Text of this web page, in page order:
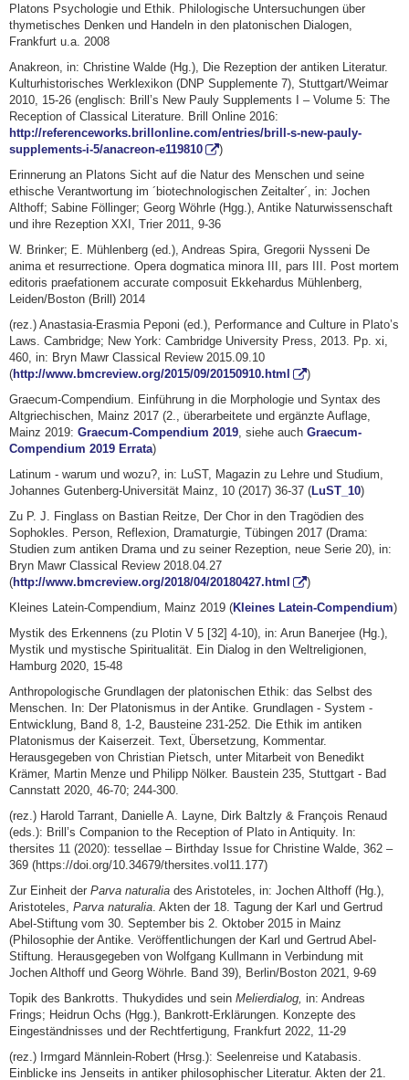
Platons Psychologie und Ethik. Philologische Untersuchungen über
thymetisches Denken und Handeln in den platonischen Dialogen,
Frankfurt u.a. 2008
Anakreon, in: Christine Walde (Hg.), Die Rezeption der antiken Literatur.
Kulturhistorisches Werklexikon (DNP Supplemente 7), Stuttgart/Weimar
2010, 15-26 (englisch: Brill’s New Pauly Supplements I – Volume 5: The
Reception of Classical Literature. Brill Online 2016:
http://referenceworks.brillonline.com/entries/brill-s-new-pauly-
supplements-i-5/anacreon-e119810
)
Erinnerung an Platons Sicht auf die Natur des Menschen und seine
ethische Verantwortung im ´biotechnologischen Zeitalter´, in: Jochen
Althoff; Sabine Föllinger; Georg Wöhrle (Hgg.), Antike Naturwissenschaft
und ihre Rezeption XXI, Trier 2011, 9-36
W. Brinker; E. Mühlenberg (ed.), Andreas Spira, Gregorii Nysseni De
anima et resurrectione. Opera dogmatica minora III, pars III. Post mortem
editoris praefationem accurate composuit Ekkehardus Mühlenberg,
Leiden/Boston (Brill) 2014
(rez.) Anastasia-Erasmia Peponi (ed.), Performance and Culture in Plato’s
Laws. Cambridge; New York: Cambridge University Press, 2013. Pp. xi,
460, in: Bryn Mawr Classical Review 2015.09.10
(http://www.bmcreview.org/2015/09/20150910.html
)
Graecum-Compendium. Einführung in die Morphologie und Syntax des
Altgriechischen, Mainz 2017 (2., überarbeitete und ergänzte Auflage,
Mainz 2019: Graecum-Compendium 2019 , siehe auch Graecum-
Compendium 2019 Errata)
Latinum - warum und wozu?, in: LuST, Magazin zu Lehre und Studium,
Johannes Gutenberg-Universität Mainz, 10 (2017) 36-37 (LuST_10)
Zu P. J. Finglass on Bastian Reitze, Der Chor in den Tragödien des
Sophokles. Person, Reflexion, Dramaturgie, Tübingen 2017 (Drama:
Studien zum antiken Drama und zu seiner Rezeption, neue Serie 20), in:
Bryn Mawr Classical Review 2018.04.27
(http://www.bmcreview.org/2018/04/20180427.html
)
Kleines Latein-Compendium, Mainz 2019 (Kleines Latein-Compendium)
Mystik des Erkennens (zu Plotin V 5 [32] 4-10), in: Arun Banerjee (Hg.),
Mystik und mystische Spiritualität. Ein Dialog in den Weltreligionen,
Hamburg 2020, 15-48
Anthropologische Grundlagen der platonischen Ethik: das Selbst des
Menschen. In: Der Platonismus in der Antike. Grundlagen - System -
Entwicklung, Band 8, 1-2, Bausteine 231-252. Die Ethik im antiken
Platonismus der Kaiserzeit. Text, Übersetzung, Kommentar.
Herausgegeben von Christian Pietsch, unter Mitarbeit von Benedikt
Krämer, Martin Menze und Philipp Nölker. Baustein 235, Stuttgart - Bad
Cannstatt 2020, 46-70; 244-300.
(rez.) Harold Tarrant, Danielle A. Layne, Dirk Baltzly & François Renaud
(eds.): Brill’s Companion to the Reception of Plato in Antiquity. In:
thersites 11 (2020): tessellae – Birthday Issue for Christine Walde, 362 –
369 (https://doi.org/10.34679/thersites.vol11.177)
Zur Einheit der Parva naturalia des Aristoteles, in: Jochen Althoff (Hg.),
Aristoteles, Parva naturalia . Akten der 18. Tagung der Karl und Gertrud
Abel-Stiftung vom 30. September bis 2. Oktober 2015 in Mainz
(Philosophie der Antike. Veröffentlichungen der Karl und Gertrud Abel-
Stiftung. Herausgegeben von Wolfgang Kullmann in Verbindung mit
Jochen Althoff und Georg Wöhrle. Band 39), Berlin/Boston 2021, 9-69
Topik des Bankrotts. Thukydides und sein Melierdialog, in: Andreas
Frings; Heidrun Ochs (Hgg.), Bankrott-Erklärungen. Konzepte des
Eingeständnisses und der Rechtfertigung, Frankfurt 2022, 11-29
(rez.) Irmgard Männlein-Robert (Hrsg.): Seelenreise und Katabasis.
Einblicke ins Jenseits in antiker philosophischer Literatur. Akten der 21.